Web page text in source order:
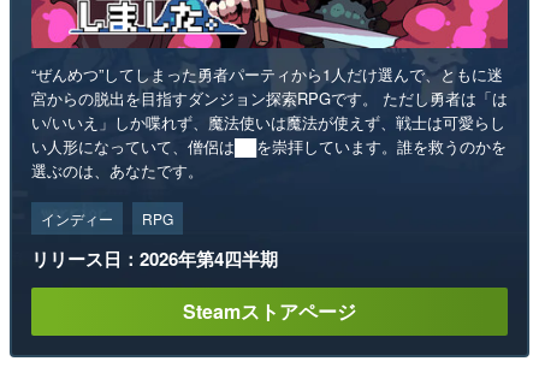
“ぜんめつ”してしまった勇者パーティから1人だけ選んで、ともに迷
宮からの脱出を目指すダンジョン探索RPGです。 ただし勇者は「は
い/いいえ」しか喋れず、魔法使いは魔法が使えず、戦士は可愛らし
い人形になっていて、僧侶は██を崇拝しています。誰を救うのかを
選ぶのは、あなたです。
インディー RPG
リリース日：2026年第4四半期
Steamストアページ